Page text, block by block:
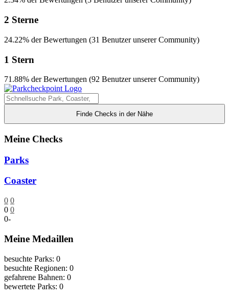
2 Sterne
24.22% der Bewertungen (31 Benutzer unserer Community)
1 Stern
71.88% der Bewertungen (92 Benutzer unserer Community)
Finde Checks in der Nähe
Meine Checks
Parks
Coaster
0 0
0 0
0-
Meine Medaillen
besuchte Parks: 0
besuchte Regionen: 0
gefahrene Bahnen: 0
bewertete Parks: 0